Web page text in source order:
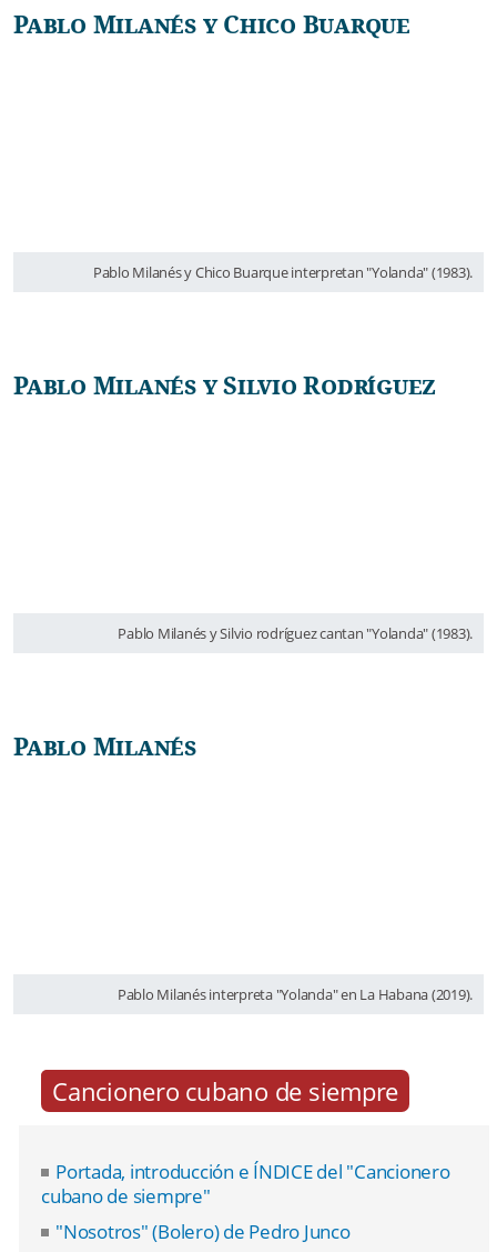
Pablo Milanés y Chico Buarque
Pablo Milanés y Chico Buarque interpretan "Yolanda" (1983).
Pablo Milanés y Silvio Rodríguez
Pablo Milanés y Silvio rodríguez cantan "Yolanda" (1983).
Pablo Milanés
Pablo Milanés interpreta "Yolanda" en La Habana (2019).
Cancionero cubano de siempre
Portada, introducción e ÍNDICE del "Cancionero
cubano de siempre"
"Nosotros" (Bolero) de Pedro Junco